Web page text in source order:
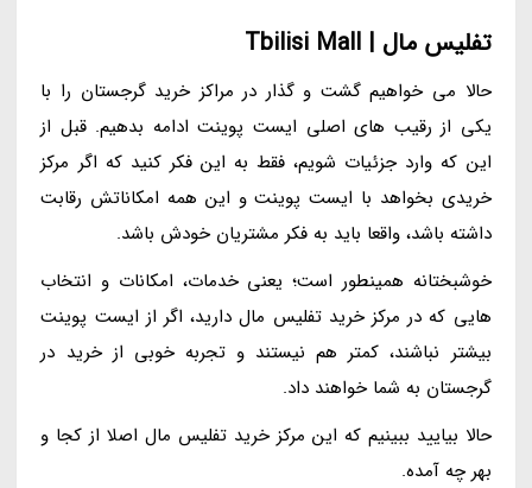
تفلیس مال | Tbilisi Mall
حالا می خواهیم گشت و گذار در مراکز خرید گرجستان را با
یکی از رقیب های اصلی ایست پوینت ادامه بدهیم. قبل از
این که وارد جزئیات شویم، فقط به این فکر کنید که اگر مرکز
خریدی بخواهد با ایست پوینت و این همه امکاناتش رقابت
داشته باشد، واقعا باید به فکر مشتریان خودش باشد.
خوشبختانه همینطور است؛ یعنی خدمات، امکانات و انتخاب
هایی که در مرکز خرید تفلیس مال دارید، اگر از ایست پوینت
بیشتر نباشند، کمتر هم نیستند و تجربه خوبی از خرید در
گرجستان به شما خواهند داد.
حالا بیایید ببینیم که این مرکز خرید تفلیس مال اصلا از کجا و
بهر چه آمده.